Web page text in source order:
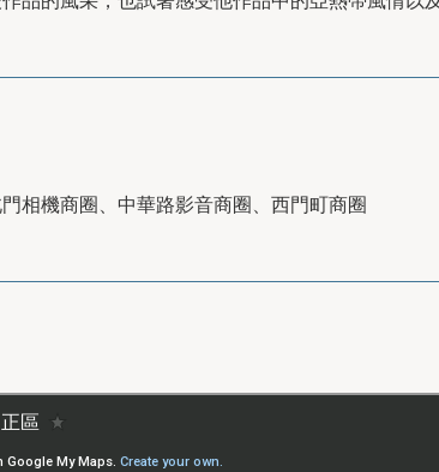
相機商圈、中華路影音商圈、西門町商圈